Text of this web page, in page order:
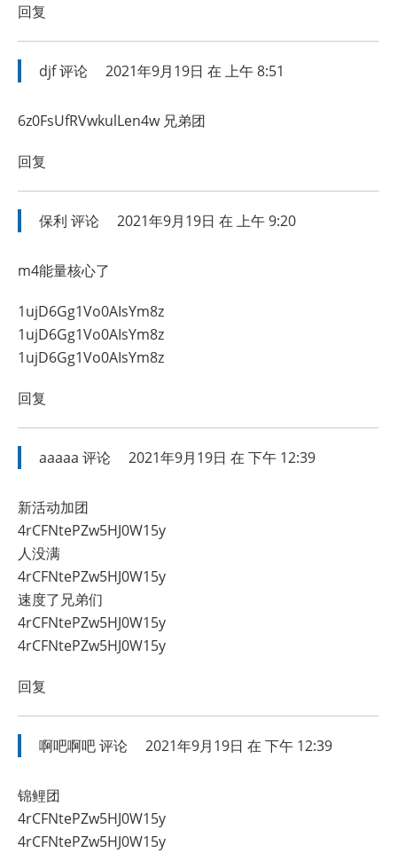
回复
djf评论 2021年9月19日 在 上午 8:51
6z0FsUfRVwkulLen4w 兄弟团
回复
保利 评论 2021年9月19日 在 上午 9:20
m4能量核心了
1ujD6Gg1Vo0AIsYm8z
1ujD6Gg1Vo0AIsYm8z
1ujD6Gg1Vo0AIsYm8z
回复
aaaaa 评论 2021年9月19日 在 下午 12:39
新活动加团
4rCFNtePZw5HJ0W15y
人没满
4rCFNtePZw5HJ0W15y
速度了兄弟们
4rCFNtePZw5HJ0W15y
4rCFNtePZw5HJ0W15y
回复
啊吧啊吧评论 2021年9月19日 在 下午 12:39
锦鲤团
4rCFNtePZw5HJ0W15y
4rCFNtePZw5HJ0W15y